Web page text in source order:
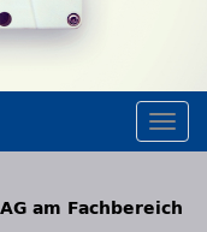
am Fachbereich